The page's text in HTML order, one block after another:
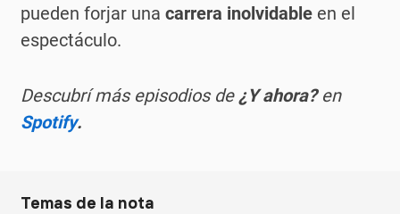
pueden forjar una carrera inolvidable en el
espectáculo.
Descubrí más episodios de¿Y ahora? en
Spotify.
Temas de la nota